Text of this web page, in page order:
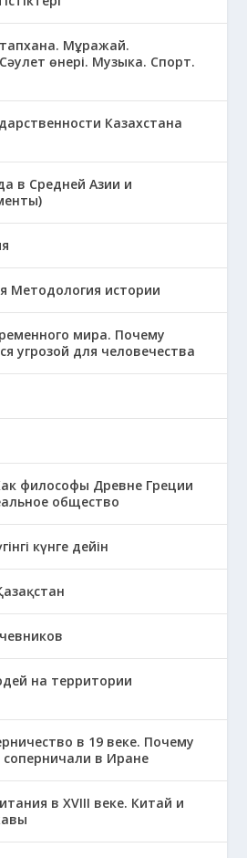
Мұражай.
өнері. Музыка. Спорт.
Казахстана
в Средней Азии и
Методология истории
мира. Почему
угрозой для человечества
философы Древне Греции
общество
күнге дейін
на территории
в 19 веке. Почему
соперничали в Иране
в XVIII веке. Китай и